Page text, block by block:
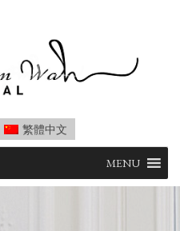
繁體中文
content
MENU